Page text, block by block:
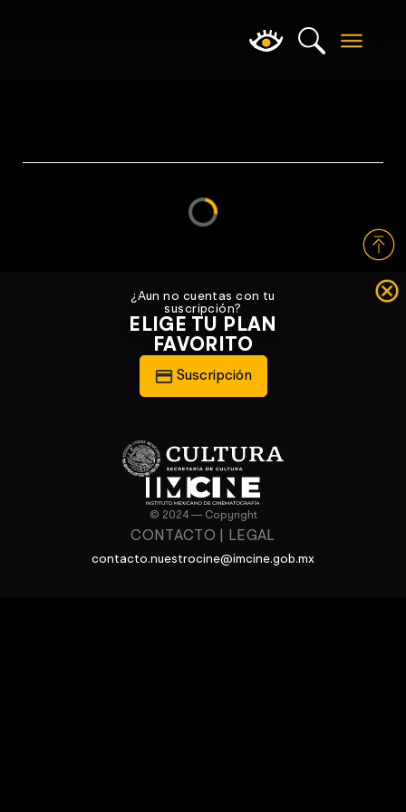
¿Aun no cuentas con tu
suscripción?
ELIGE TU PLAN
FAVORITO
Suscripción
© 2024 — Copyright
CONTACTO LEGAL
contacto.nuestrocine@imcine.gob.mx